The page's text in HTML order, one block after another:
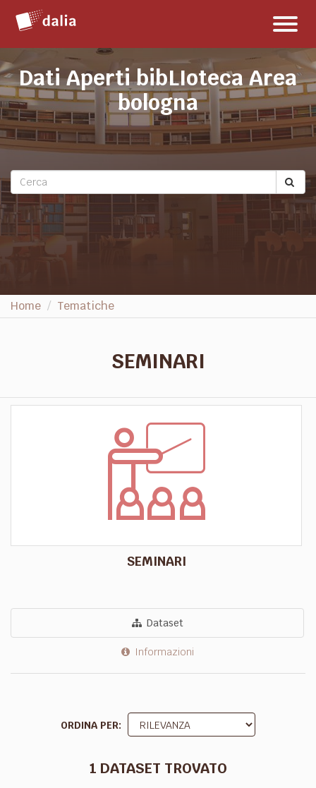
contenuto
Dati Aperti bibLIoteca Area
bologna
Home Tematiche
SEMINARI
SEMINARI
Dataset
Informazioni
ORDINA PER
1 DATASET TROVATO